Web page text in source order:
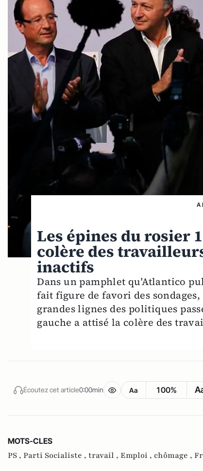
A
Les épines du rosier
colère des
inactifs
Dans un pamphlet qu'Atlantico
fait figure de favori des
grandes lignes des politiques
gauche a attisé la colère des
Écoutez cet article0:00min Aa 100%
MOTS-CLES
PS , Parti Socialiste , travail , Emploi , chômage ,